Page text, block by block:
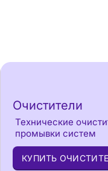
Очистители
Технические
промывки систем
КУПИТЬ